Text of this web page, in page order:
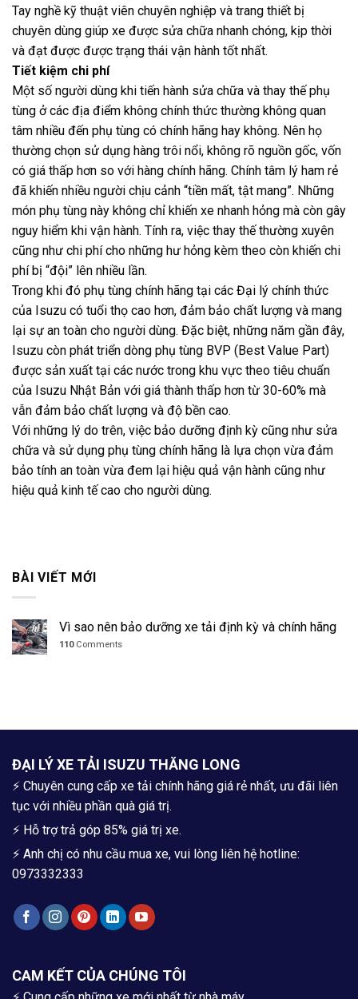
Tay nghề kỹ thuật viên chuyên nghiệp và trang thiết bị
chuyên dùng giúp xe được sửa chữa nhanh chóng, kịp thời
và đạt được được trạng thái vận hành tốt nhất.
Tiết kiệm chi phí
Một số người dùng khi tiến hành sửa chữa và thay thế phụ
tùng ở các địa điểm không chính thức thường không quan
tâm nhiều đến phụ tùng có chính hãng hay không. Nên họ
thường chọn sử dụng hàng trôi nổi, không rõ nguồn gốc, vốn
có giá thấp hơn so với hàng chính hãng. Chính tâm lý ham rẻ
đã khiến nhiều người chịu cảnh “tiền mất, tật mang”. Những
món phụ tùng này không chỉ khiến xe nhanh hỏng mà còn gây
nguy hiểm khi vận hành. Tính ra, việc thay thế thường xuyên
cũng như chi phí cho những hư hỏng kèm theo còn khiến chi
phí bị “đội” lên nhiều lần.
Trong khi đó phụ tùng chính hãng tại các Đại lý chính thức
của Isuzu có tuổi thọ cao hơn, đảm bảo chất lượng và mang
lại sự an toàn cho người dùng. Đặc biệt, những năm gần đây,
Isuzu còn phát triển dòng phụ tùng BVP (Best Value Part)
được sản xuất tại các nước trong khu vực theo tiêu chuẩn
của Isuzu Nhật Bản với giá thành thấp hơn từ 30-60% mà
vẫn đảm bảo chất lượng và độ bền cao.
Với những lý do trên, việc bảo dưỡng định kỳ cũng như sửa
chữa và sử dụng phụ tùng chính hãng là lựa chọn vừa đảm
bảo tính an toàn vừa đem lại hiệu quả vận hành cũng như
hiệu quả kinh tế cao cho người dùng.
BÀI VIẾT MỚI
Vì sao nên bảo dưỡng xe tải định kỳ và chính hãng
110Comments
ĐẠI LÝ XE TẢI ISUZU THĂNG LONG
⚡ Chuyên cung cấp xe tải chính hãng giá rẻ nhất, ưu đãi liên
tục với nhiều phần quà giá trị.
⚡ Hỗ trợ trả góp 85% giá trị xe.
⚡ Anh chị có nhu cầu mua xe, vui lòng liên hệ hotline:
0973332333
CAM KẾT CỦA CHÚNG TÔI